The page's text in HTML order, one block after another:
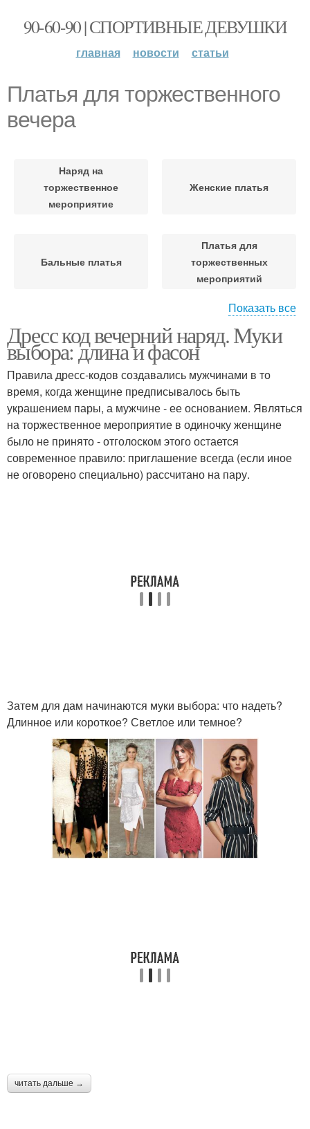
90-60-90 | СПОРТИВНЫЕ ДЕВУШКИ
главная новости статьи
Платья для торжественного
вечера
Наряд на
торжественное
мероприятие
Женские платья
Бальные платья
Платья для
торжественных
мероприятий
Вечерние платья Коктейльные платья
Показать все
Дресс код вечерний наряд. Муки
выбора: длина и фасон
Правила дресс-кодов создавались мужчинами в то
время, когда женщине предписывалось быть
украшением пары, а мужчине - ее основанием. Являться
на торжественное мероприятие в одиночку женщине
было не принято - отголоском этого остается
современное правило: приглашение всегда (если иное
не оговорено специально) рассчитано на пару.
Затем для дам начинаются муки выбора: что надеть?
Длинное или короткое? Светлое или темное?
читать дальше →